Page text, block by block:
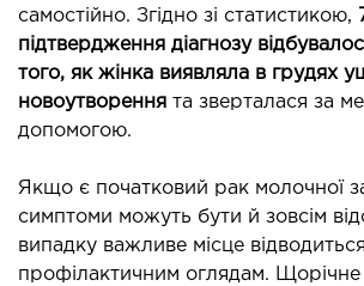
(травматологічний пункт)
оперативних втручань
ТА
і гемосорбція
самостійно. Згідно зі статистикою,
підтвердження діагнозу
того, як жінка виявляла в грудях
новоутворення та зверталася за
допомогою.
Якщо є початковий рак молочної
симптоми можуть бути й зовсім
випадку важливе місце відводиться
профілактичним оглядам. Щорічне